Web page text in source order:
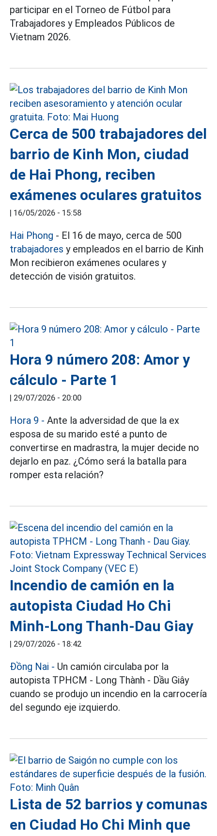
participar en el Torneo de Fútbol para
Trabajadores y Empleados Públicos de
Vietnam 2026.
Cerca de 500 trabajadores del
barrio de Kinh Mon, ciudad
de Hai Phong, reciben
exámenes oculares gratuitos
| 16/05/2026 - 15:58
Hai Phong - El 16 de mayo, cerca de 500
trabajadores y empleados en el barrio de Kinh
Mon recibieron exámenes oculares y
detección de visión gratuitos.
Hora 9 número 208: Amor y
cálculo - Parte 1
| 29/07/2026 - 20:00
Hora 9 - Ante la adversidad de que la ex
esposa de su marido esté a punto de
convertirse en madrastra, la mujer decide no
dejarlo en paz. ¿Cómo será la batalla para
romper esta relación?
Incendio de camión en la
autopista Ciudad Ho Chi
Minh-Long Thanh-Dau Giay
| 29/07/2026 - 18:42
Đồng Nai - Un camión circulaba por la
autopista TPHCM - Long Thành - Dầu Giây
cuando se produjo un incendio en la carrocería
del segundo eje izquierdo.
Lista de 52 barrios y comunas
en Ciudad Ho Chi Minh que